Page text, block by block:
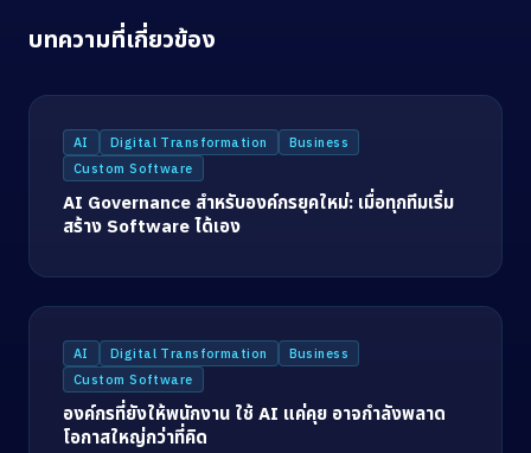
บทความที่เกี่ยวข้อง
AI Digital Transformation
Business
Custom Software
AI Governance สำหรับองค์กรยุคใหม่: เมื่อทุกทีมเริ่ม
สร้าง Software ได้เอง
AI Digital Transformation
Business
Custom Software
องค์กรที่ยังให้พนักงาน ใช้ AI แค่คุย อาจกำลังพลาด
โอกาสใหญ่กว่าที่คิด